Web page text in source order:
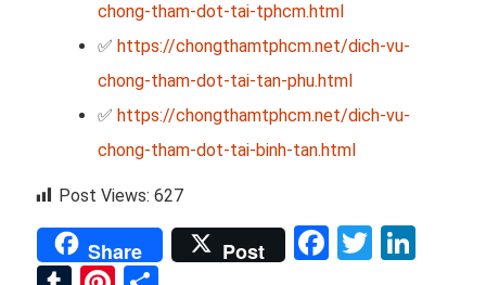
chong-tham-dot-tai-tphcm.html
✅ https://chongthamtphcm.net/dich-vu-
chong-tham-dot-tai-tan-phu.html
✅ https://chongthamtphcm.net/dich-vu-
chong-tham-dot-tai-binh-tan.html
Post Views: 627
Share Post Facebook
Twitter